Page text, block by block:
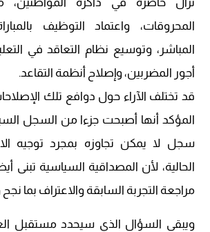
المحروقات، واعتماد التوظيف
المباشر، وتوسيع نظام التعاقد في
أجور المضربين، وإصلاح أنظمة التقاعد.
قد تختلف الآراء حول دوافع تلك
المؤكد أنها أصبحت جزءا من السجل
سجل لا يمكن تجاوزه بمجرد توجيه
الحالية، لأن المصداقية السياسية تبنى
مراجعة التجربة السابقة والاعتراف بما
ويبقى السؤال الذي سيحدد مستقبل